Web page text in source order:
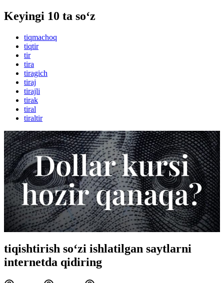
Keyingi 10 ta so‘z
tiqmachoq
tiqtir
tir
tira
tiragich
tiraj
tirajli
tirak
tiral
tiraltir
tiqishtirish so‘zi ishlatilgan saytlarni
internetda qidiring